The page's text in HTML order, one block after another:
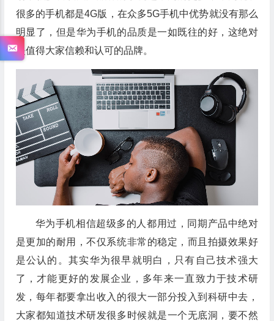
很多的手机都是4G版，在众多5G手机中优势就没有那么
明显了，但是华为手机的品质是一如既往的好，这绝对
是值得大家信赖和认可的品牌。
华为手机相信超级多的人都用过，同期产品中绝对
是更加的耐用，不仅系统非常的稳定，而且拍摄效果好
是公认的。其实华为很早就明白，只有自己技术强大
了，才能更好的发展企业，多年来一直致力于技术研
发，每年都要拿出收入的很大一部分投入到科研中去，
大家都知道技术研发很多时候就是一个无底洞，要不然